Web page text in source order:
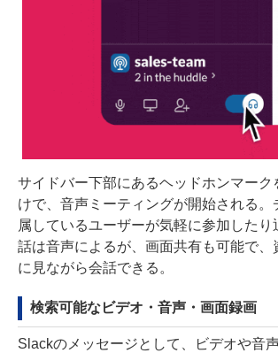
サイドバー下部にあるヘッドホンマーク
けで、音声ミーティングが開始される。
属しているユーザーが気軽に参加したり
話は音声によるが、画面共有も可能で、
に見ながら会話できる。
検索可能なビデオ・音声・画面録画
Slackのメッセージとして、ビデオや音